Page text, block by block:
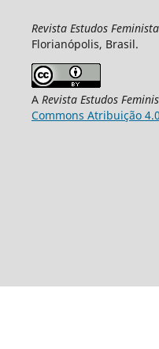
Revista Estudos
Florianópolis, Brasil.
A Revista Estudos
Commons Atribuição